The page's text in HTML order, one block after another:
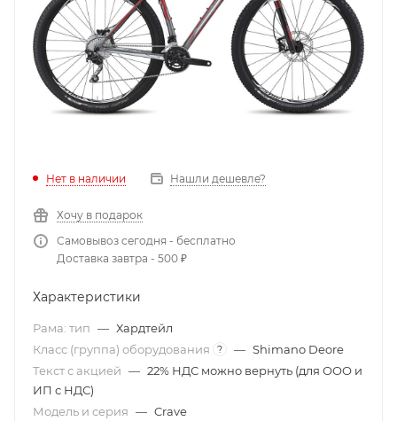
Нет в наличии Нашли дешевле?
Хочу в подарок
Самовывоз сегодня - бесплатно
Доставка завтра - 500 ₽
Характеристики
Рама: тип — Хардтейл
Класс (группа) оборудования
? — Shimano Deore
Текст с акцией — 22% НДС можно вернуть (для ООО и
ИП с НДС)
Модель и серия — Crave